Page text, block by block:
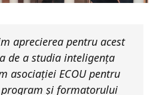
aprecierea pentru acest
de a studia inteligența
asociației ECOUpentru
și formatorului